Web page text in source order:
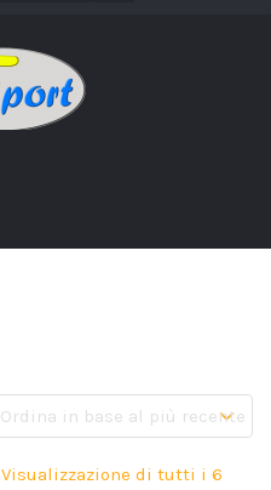
Visualizzazione di tutti i 6